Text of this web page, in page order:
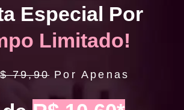
Especial Por
Limitado!
79,90 Por Apenas